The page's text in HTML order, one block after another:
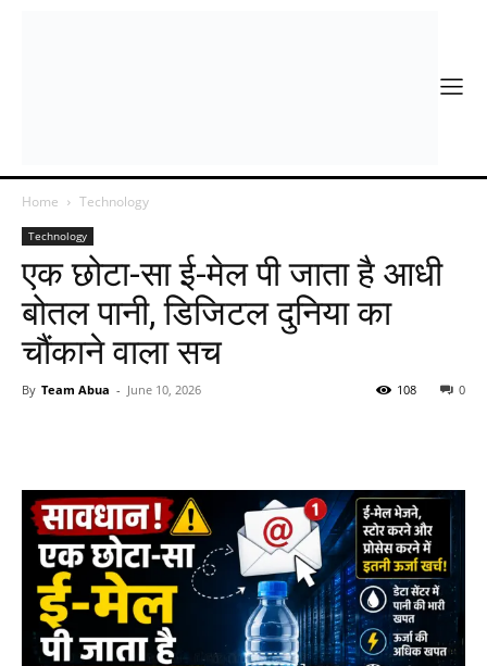
Home Technology
Technology
एक छोटा-सा ई-मेल पी जाता है आधी
बोतल पानी, डिजिटल दुनिया का
चौंकाने वाला सच
By Team Abua - June 10, 2026 0
108